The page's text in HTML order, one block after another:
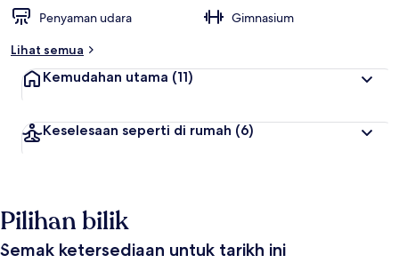
Penyaman udara
Gimnasium
Lihat semua
Kemudahan utama (11)
Keselesaan seperti di rumah (6)
Pilihan bilik
Semak ketersediaan untuk tarikh ini